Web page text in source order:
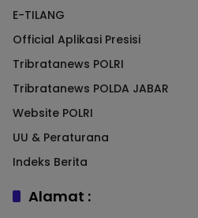
E-TILANG
Official Aplikasi Presisi
Tribratanews POLRI
Tribratanews POLDA JABAR
Website POLRI
UU & Peraturana
Indeks Berita
Alamat :